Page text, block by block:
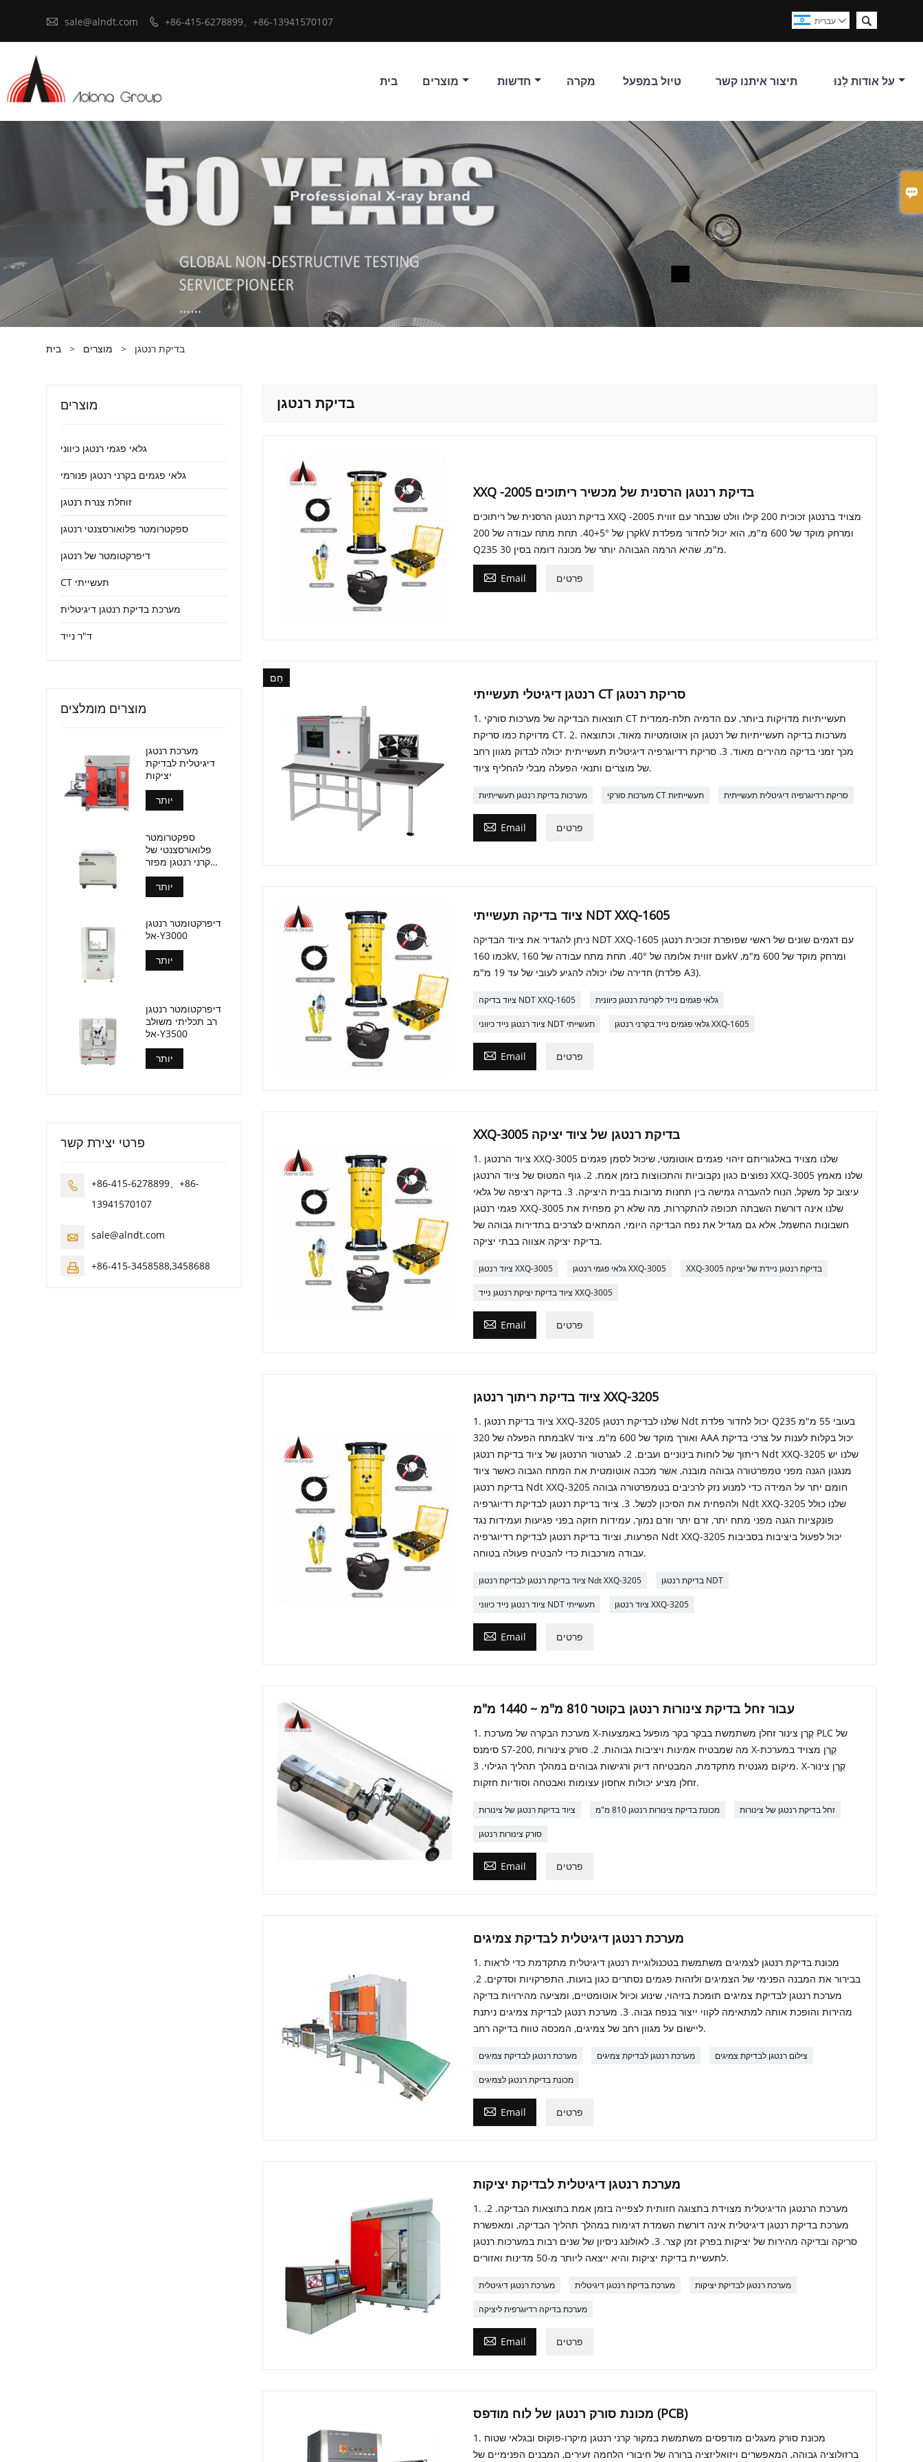

 sale@alndt.com  +86-415-6278899、+86-13941570107  עברית 
בית מוצרים חדשות מקרה טיול במפעל תיצור איתנו קשר על אודות לָנוּ
בית > מוצרים > בדיקת רנטגן
בדיקת רנטגן
XXQ -2005 בדיקת רנטגן הרסנית של מכשיר ריתוכים
בדיקת רנטגן הרסנית של ריתוכים XXQ -2005 מצויד ברנטגן זכוכית 200 קילו וולט שנבחר עם זווית
קרן של 40+5°. תחת מתח עבודה של 200kV ומרחק מוקד של 600 מ"מ, הוא יכול לחדור מפלדת
Q235 30 מ"מ, שהיא הרמה הגבוהה יותר של מכונה דומה בסין.
 Email פרטים
חַם
רנטגן דיגיטלי תעשייתי CT סריקת רנטגן
1. תוצאות הבדיקה של מערכות סורקי CT תעשייתיות מדויקות ביותר, עם הדמיה תלת-ממדית
מדויקת כמו סריקת CT. 2. מערכות בדיקה תעשייתיות של רנטגן הן אוטומטיות מאוד, וכתוצאה
מכך זמני בדיקה מהירים מאוד. 3. סריקת רדיוגרפיה דיגיטלית תעשייתית יכולה לבדוק מגוון רחב
של מוצרים ותנאי הפעלה מבלי להחליף ציוד.
מערכות בדיקת רנטגן תעשייתיות מערכות סורקי CT תעשייתיות סריקת רדיוגרפיה דיגיטלית תעשייתית
 Email פרטים
ציוד בדיקה תעשייתי NDT XXQ-1605
ניתן להגדיר את ציוד הבדיקה NDT XXQ-1605 עם דגמים שונים של ראשי שפופרת זכוכית רנטגן
כמו 160kV, עם זווית אלומה של 40°. תחת מתח עבודה של 160kV ומרחק מוקד של 600 מ"מ,
חדירה שלו יכולה להגיע לעובי של עד 19 מ"מ (פלדת A3).
ציוד בדיקה NDT XXQ-1605 גלאי פגמים נייד לקרינת רנטגן כיוונית
ציוד רנטגן נייד כיווני NDT תעשייתי גלאי פגמים נייד בקרני רנטגן XXQ-1605
 Email פרטים
XXQ-3005 בדיקת רנטגן של ציוד יציקה
1. ציוד הרנטגן XXQ-3005 שלנו מצויד באלגוריתם זיהוי פגמים אוטומטי, שיכול לסמן פגמים
נפוצים כגון נקבוביות והתכווצות בזמן אמת. 2. גוף המטוס של ציוד הרנטגן XXQ-3005 שלנו מאמץ
עיצוב קל משקל, הנוח להעברה גמישה בין תחנות מרובות בבית היציקה. 3. בדיקה רציפה של גלאי
פגמי רנטגן XXQ-3005 שלנו אינה דורשת השבתה תכופה להתקררות, מה שלא רק מפחית את
חשבונות החשמל, אלא גם מגדיל את נפח הבדיקה היומי, המתאים לצרכים בתדירות גבוהה של
בדיקת יציקה אצווה בבתי יציקה.
ציוד רנטגן XXQ-3005 גלאי פגמי רנטגן XXQ-3005 XXQ-3005 בדיקת רנטגן ניידת של יציקה
ציוד בדיקת יציקת רנטגן נייד XXQ-3005
 Email פרטים
ציוד בדיקת ריתוך רנטגן XXQ-3205
1. ציוד בדיקת רנטגן XXQ-3205 שלנו לבדיקת רנטגן Ndt יכול לחדור פלדת Q235 בעובי 55 מ"מ
במתח הפעלה של 320kV ואורך מוקד של 600 מ"מ. ציוד AAA יכול בקלות לענות על צרכי בדיקת
ריתוך של לוחות בינוניים ועבים. 2. לגנרטור הרנטגן של ציוד בדיקת רנטגן Ndt XXQ-3205 שלנו יש
מנגנון הגנה מפני טמפרטורה גבוהה מובנה, אשר מכבה אוטומטית את המתח הגבוה כאשר ציוד
בדיקת רנטגן Ndt XXQ-3205 חומם יתר על המידה כדי למנוע נזק לרכיבים בטמפרטורה גבוהה
ולהפחית את הסיכון לכשל. 3. ציוד בדיקת רנטגן לבדיקת רדיוגרפיה Ndt XXQ-3205 שלנו כולל
פונקציות הגנה מפני מתח יתר, זרם יתר וזרם נמוך, עמידות חזקה בפני פגיעות ועמידות נגד
הפרעות, וציוד בדיקת רנטגן לבדיקת רדיוגרפיה Ndt XXQ-3205 יכול לפעול ביציבות בסביבות
עבודה מורכבות כדי להבטיח פעולה בטוחה.
ציוד בדיקת רנטגן לבדיקת רנטגן Ndt XXQ-3205 בדיקת רנטגן NDT
ציוד רנטגן נייד כיווני NDT תעשייתי ציוד רנטגן XXQ-3205
 Email פרטים
עבור זחל בדיקת צינורות רנטגן בקוטר 810 מ"מ ~ 1440 מ"מ
1. מערכת הבקרה של מערכת X-קֶרֶן צינור זחלן משתמשת בבקר בקר מופעל באמצעות PLC של
סימנס S7-200, מה שמבטיח אמינות ויציבות גבוהות. 2. סורק צינורות X-קֶרֶן מצויד במערכת
מיקום מגנטית מתקדמת, המבטיחה דיוק ורגישות גבוהים במהלך תהליך הגילוי. 3. X-קֶרֶן צינור
זחלן מציע יכולות אחסון עצומות ואבטחה וסודיות חזקות.
ציוד בדיקת רנטגן של צינורות מכונת בדיקת צינורות רנטגן 810 מ"מ זחל בדיקת רנטגן של צינורות
סורק צינורות רנטגן
 Email פרטים
מערכת רנטגן דיגיטלית לבדיקת צמיגים
1. מכונת בדיקת רנטגן לצמיגים משתמשת בטכנולוגיית רנטגן דיגיטלית מתקדמת כדי לראות
בבירור את המבנה הפנימי של הצמיגים ולזהות פגמים נסתרים כגון בועות, התפרקויות וסדקים. 2.
מערכת רנטגן לבדיקת צמיגים תומכת בזיהוי, שינוע וכיול אוטומטיים, ומציעה מהירויות בדיקה
מהירות והופכת אותה למתאימה לקווי ייצור בנפח גבוה. 3. מערכת רנטגן לבדיקת צמיגים ניתנת
ליישום על מגוון רחב של צמיגים, המכסה טווח בדיקה רחב.
מערכת רנטגן לבדיקת צמיגים מערכת רנטגן לבדיקת צמיגים צילום רנטגן לבדיקת צמיגים
מכונת בדיקת רנטגן לצמיגים
 Email פרטים
מערכת רנטגן דיגיטלית לבדיקת יציקות
1. מערכת הרנטגן הדיגיטלית מצוידת בתצוגה חזותית לצפייה בזמן אמת בתוצאות הבדיקה. 2.
מערכת בדיקת רנטגן דיגיטלית אינה דורשת השמדת דגימות במהלך תהליך הבדיקה, ומאפשרת
סריקה ובדיקה מהירות של יציקות בפרק זמן קצר. 3. לאולונג ניסיון של שנים רבות במערכות רנטגן
לתעשיית בדיקת יציקות והיא ייצאה ליותר מ-50 מדינות ואזורים.
מערכת רנטגן דיגיטלית מערכת בדיקת רנטגן דיגיטלית מערכת רנטגן לבדיקת יציקות
מערכת בדיקה רדיוגרפית ליציקה
 Email פרטים
מכונת סורק רנטגן של לוח מודפס (PCB)
1. מכונת סורק מעגלים מודפסים משתמשת במקור קרני רנטגן מיקרו-פוקוס ובגלאי שטוח
ברזולוציה גבוהה, המאפשרים ויזואליזציה ברורה של חיבורי הלחמה זעירים, המבנים הפנימיים של
מוצרים
גלאי פגמי רנטגן כיווני
גלאי פגמים בקרני רנטגן פנורמי
זוחלת צנרת רנטגן
ספקטרומטר פלואורסצנטי רנטגן
דיפרקטומטר של רנטגן
CT תעשייתי
מערכת בדיקת רנטגן דיגיטלית
ד"ר נייד
מוצרים מומלצים
מערכת רנטגן
דיגיטלית לבדיקת
יציקות
יותר
ספקטרומטר
פלואורסצנטי של
קרני רנטגן מפזר
אורך גל (אל-BP-
3000)
יותר
דיפרקטומטר רנטגן
אל-Y3000
יותר
דיפרקטומטר רנטגן
רב תכליתי משולב
אל-Y3500
יותר
פרטי יצירת קשר

+86-415-6278899、+86-
13941570107
 sale@alndt.com
 +86-415-3458588,3458688